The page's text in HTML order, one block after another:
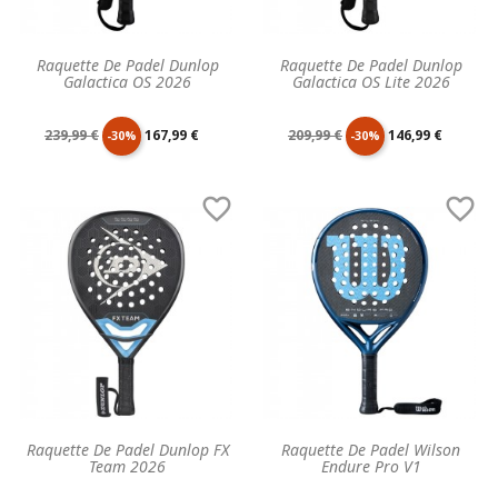
Raquette De Padel Dunlop
Galactica OS 2026
Prix
base
239,99 € -30% Prix
167,99 €
Raquette De Padel Dunlop
Galactica OS Lite 2026
Prix
base
209,99 € -30% Prix
146,99 €
Raquette De Padel Dunlop FX
Team 2026

Raquette De Padel Wilson
Endure Pro V1
